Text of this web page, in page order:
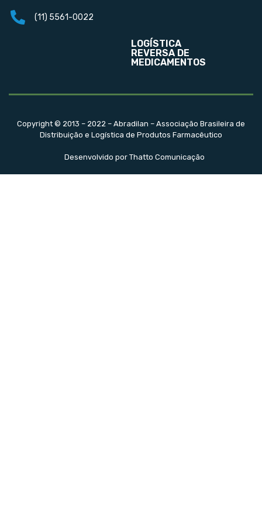
(11) 5561-0022
LOGÍSTICA
REVERSA DE
MEDICAMENTOS
Copyright © 2013 – 2022 – Abradilan – Associação Brasileira de
Distribuição e Logística de Produtos Farmacêutico
Desenvolvido por Thatto Comunicação